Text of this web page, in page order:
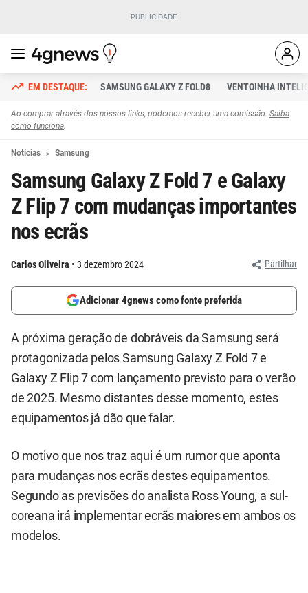
SAMSUNG GALAXY Z FOLD8 VENTOINHA
Ao comprar através dos nossos links, podemos receber uma comissão. Saiba
como funciona.
Notícias Samsung
Samsung Galaxy Z Fold 7 e Galaxy
Z Flip 7 com mudanças importantes
nos ecrãs
Carlos Oliveira 3 dezembro 2024 Partilhar
Adicionar 4gnews como fonte preferida
A próxima geração de dobráveis da Samsung será
protagonizada pelos Samsung Galaxy Z Fold 7 e
Galaxy Z Flip 7 com lançamento previsto para o verão
de 2025. Mesmo distantes desse momento, estes
equipamentos já dão que falar.
O motivo que nos traz aqui é um rumor que aponta
para mudanças nos ecrãs destes equipamentos.
Segundo as previsões do analista Ross Young, a sul-
coreana irá implementar ecrãs maiores em ambos os
modelos.